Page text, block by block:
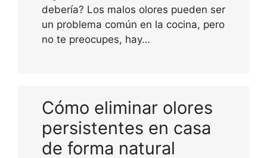
debería? Los malos olores pueden ser
un problema común en la cocina, pero
no te preocupes, hay…
Cómo eliminar olores
persistentes en casa
de forma natural